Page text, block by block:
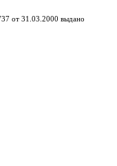
от 31.03.2000 выдано